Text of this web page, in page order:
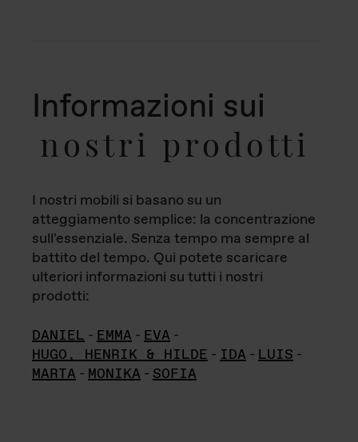
Informazioni sui
nostri prodotti
I nostri mobili si basano su un
atteggiamento semplice: la concentrazione
sull'essenziale. Senza tempo ma sempre al
battito del tempo. Qui potete scaricare
ulteriori informazioni su tutti i nostri
prodotti:
DANIEL - EMMA - EVA -
HUGO, HENRIK & HILDE - IDA - LUIS -
MARTA - MONIKA - SOFIA